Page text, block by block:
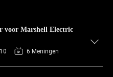
voor Marshell Electric
6 Meningen